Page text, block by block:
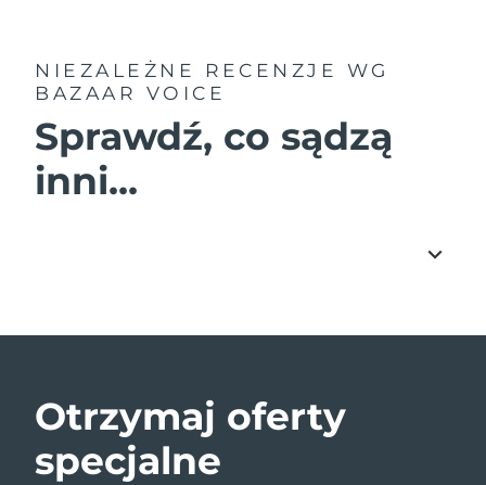
NIEZALEŻNE RECENZJE
WG
BAZAAR VOICE
Sprawdź, co sądzą
inni...
Otrzymaj oferty
specjalne